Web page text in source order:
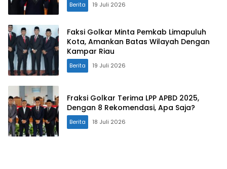
Berita 19 Juli 2026
Faksi Golkar Minta Pemkab Limapuluh
Kota, Amankan Batas Wilayah Dengan
Kampar Riau
Berita 19 Juli 2026
Fraksi Golkar Terima LPP APBD 2025,
Dengan 8 Rekomendasi, Apa Saja?
Berita 18 Juli 2026